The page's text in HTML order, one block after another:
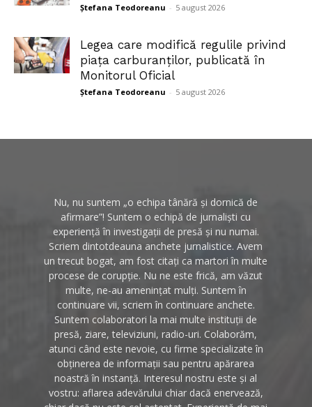
Ștefana Teodoreanu - 5 august 2026
Legea care modifică regulile privind
piața carburanților, publicată în
Monitorul Oficial
Ștefana Teodoreanu - 5 august 2026
Nu, nu suntem „o echipa tânără și dornică de
afirmare”! Suntem o echipă de jurnaliști cu
experiență în investigații de presă și nu numai.
Scriem dintotdeauna anchete jurnalistice. Avem
un trecut bogat, am fost citați ca martori în multe
procese de corupție. Nu ne este frică, am văzut
multe, ne-au amenințat mulți. Suntem în
continuare vii, scriem în continuare anchete.
Suntem colaboratori la mai multe instituții de
presă, ziare, televiziuni, radio-uri. Colaborăm,
atunci când este nevoie, cu firme specializate în
obținerea de informații sau pentru apărarea
noastră în instanță. Interesul nostru este și al
vostru: aflarea adevărului chiar dacă enervează,